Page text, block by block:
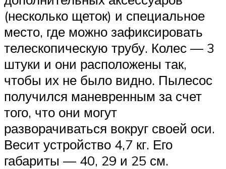
(несколько щеток) и специальное
место, где можно зафиксировать
телескопическую трубу. Колес — 3
штуки и они расположены так,
чтобы их не было видно. Пылесос
получился маневренным за счет
того, что они могут
разворачиваться вокруг своей оси.
Весит устройство 4,7 кг. Его
габариты — 40, 29 и 25 см.